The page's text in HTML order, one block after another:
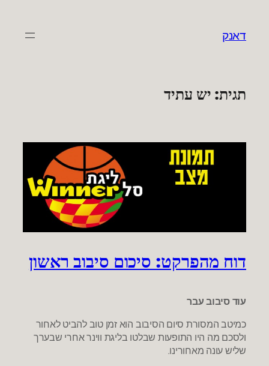
דאנק
תגית:יש עתיד
דוח מהפרקט: סיכום סיבוב ראשון
עוד סיבוב עבר
כמיטב המסורת סיום הסיבוב הוא זמן טוב להביט לאחור
ולסכם מה היו התופעות שבלטו בליגת ווינר אחרי שבערך
שליש עונה מאחורינו.